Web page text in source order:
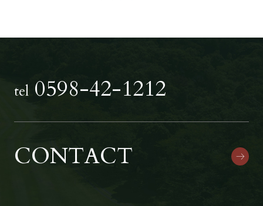
tel 0598-42-1212
CONTACT